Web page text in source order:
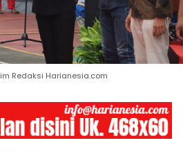
Redaksi Harianesia.com